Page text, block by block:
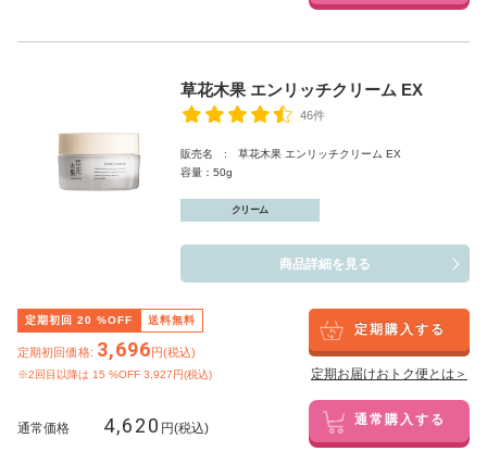
草花木果 エンリッチクリーム EX
46件
販売名 : 草花木果 エンリッチクリーム EX
容量：50g
クリーム
商品詳細を見る
定期初回 20 %OFF 送料無料
定期初回価格: 3,696円(税込)
※2回目以降は 15 %OFF 3,927円(税込)
定期購入する
定期お届けおトク便とは＞
通常価格 4,620 円(税込) 通常購入する